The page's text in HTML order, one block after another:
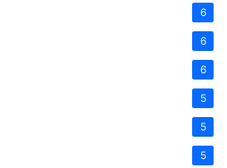
6
6
6
5
5
5